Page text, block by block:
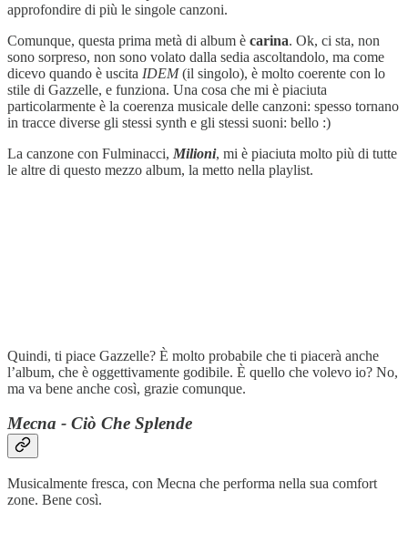
approfondire di più le singole canzoni.
Comunque, questa prima metà di album è carina. Ok, ci sta, non
sono sorpreso, non sono volato dalla sedia ascoltandolo, ma come
dicevo quando è uscita IDEM(il singolo), è molto coerente con lo
stile di Gazzelle, e funziona. Una cosa che mi è piaciuta
particolarmente è la coerenza musicale delle canzoni: spesso tornano
in tracce diverse gli stessi synth e gli stessi suoni: bello :)
La canzone con Fulminacci, Milioni, mi è piaciuta molto più di tutte
le altre di questo mezzo album, la metto nella playlist.
Quindi, ti piace Gazzelle? È molto probabile che ti piacerà anche
l’album, che è oggettivamente godibile. È quello che volevo io? No,
ma va bene anche così, grazie comunque.
Mecna - Ciò Che Splende
Musicalmente fresca, con Mecna che performa nella sua comfort
zone. Bene così.